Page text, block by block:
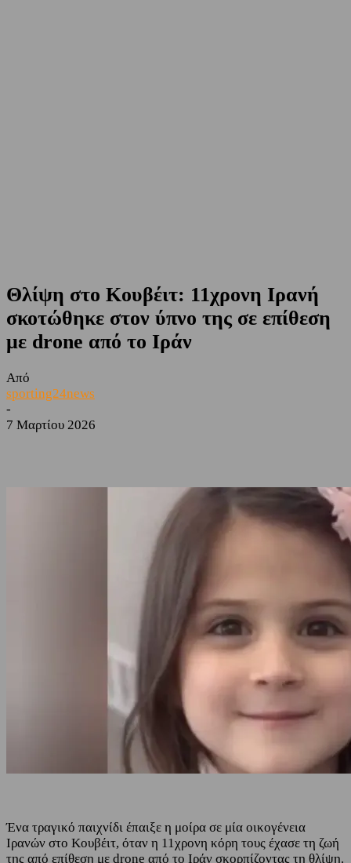
Θλίψη στο Κουβέιτ: 11χρονη Ιρανή
σκοτώθηκε στον ύπνο της σε επίθεση
με drone από το Ιράν
Από
sporting24news
-
7 Μαρτίου 2026
Ένα τραγικό παιχνίδι έπαιξε η μοίρα σε μία οικογένεια
Ιρανών στο Κουβέιτ, όταν η 11χρονη κόρη τους έχασε τη ζωή
της από επίθεση με drone από το Ιράν σκορπίζοντας τη θλίψη.